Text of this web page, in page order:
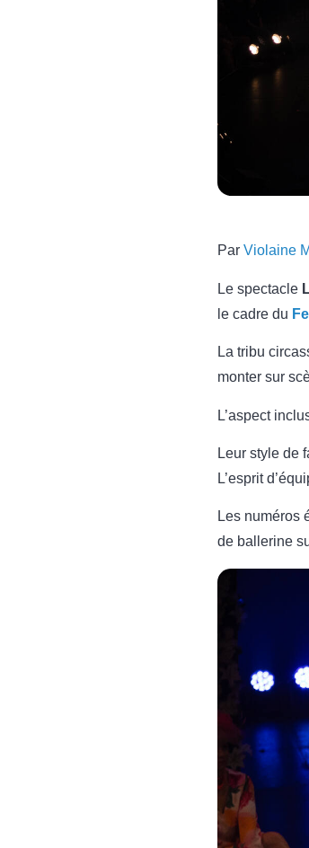
Par Violaine
Le spectacle
le cadre du
La tribu
monter sur
L’aspect
Leur style de
L’esprit
Les numéros
de ballerine